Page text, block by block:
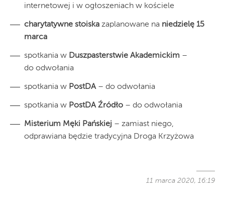
internetowej i w ogłoszeniach w kościele
charytatywne stoiska zaplanowane na niedzielę 15
marca
spotkania w Duszpasterstwie Akademickim –
do odwołania
spotkania w PostDA – do odwołania
spotkania w PostDA Źródło – do odwołania
Misterium Męki Pańskiej – zamiast niego,
odprawiana będzie tradycyjna Droga Krzyżowa
11 marca 2020, 16:19